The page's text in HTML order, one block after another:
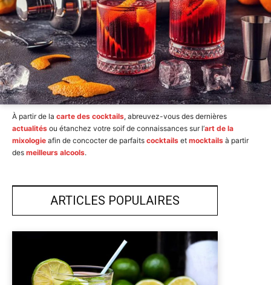
À partir de la carte des cocktails, abreuvez-vous des dernières
actualités ou étanchez votre soif de connaissances sur l’art de la
mixologie afin de concocter de parfaits cocktails et mocktails à partir
des meilleurs alcools.
ARTICLES POPULAIRES